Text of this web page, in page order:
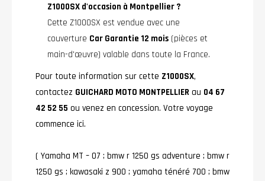
Z1000SX d'occasion à Montpellier ?
Cette Z1000SX est vendue avec une
couverture Car Garantie 12 mois (pièces et
main-d'œuvre) valable dans toute la France.
Pour toute information sur cette Z1000SX,
contactez GUICHARD MOTO MONTPELLIER au 04 67
42 52 55 ou venez en concession. Votre voyage
commence ici.
( Yamaha MT – O7 ; bmw r 1250 gs adventure ; bmw r
1250 gs ; kawasaki z 900 ; yamaha ténéré 700 ; bmw